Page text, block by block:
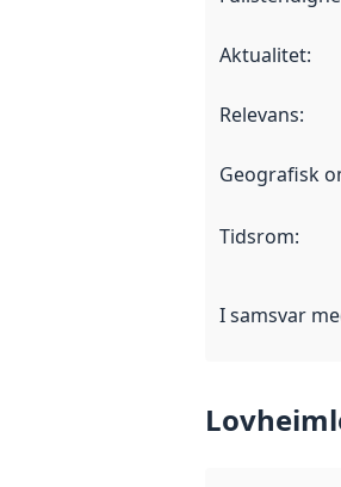
Aktualitet:
Relevans:
Geografisk
Tidsrom:
I samsvar